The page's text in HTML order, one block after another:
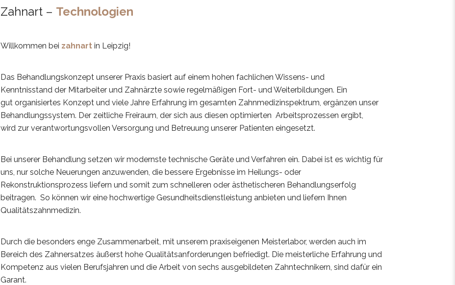
Zahnart – Technologien
Willkommen bei zahnart in Leipzig!
Das Behandlungskonzept unserer Praxis basiert auf einem hohen fachlichen Wissens- und
Kenntnisstand der Mitarbeiter und Zahnärzte sowie regelmäßigen Fort- und Weiterbildungen. Ein
gut organisiertes Konzept und viele Jahre Erfahrung im gesamten Zahnmedizinspektrum, ergänzen unser
Behandlungssystem. Der zeitliche Freiraum, der sich aus diesen optimierten Arbeitsprozessen ergibt,
wird zur verantwortungsvollen Versorgung und Betreuung unserer Patienten eingesetzt.
Bei unserer Behandlung setzen wir modernste technische Geräte und Verfahren ein. Dabei ist es wichtig für
uns, nur solche Neuerungen anzuwenden, die bessere Ergebnisse im Heilungs- oder
Rekonstruktionsprozess liefern und somit zum schnelleren oder ästhetischeren Behandlungserfolg
beitragen. So können wir eine hochwertige Gesundheitsdienstleistung anbieten und liefern Ihnen
Qualitätszahnmedizin.
Durch die besonders enge Zusammenarbeit, mit unserem praxiseigenen Meisterlabor, werden auch im
Bereich des Zahnersatzes äußerst hohe Qualitätsanforderungen befriedigt. Die meisterliche Erfahrung und
Kompetenz aus vielen Berufsjahren und die Arbeit von sechs ausgebildeten Zahntechnikern, sind dafür ein
Garant.